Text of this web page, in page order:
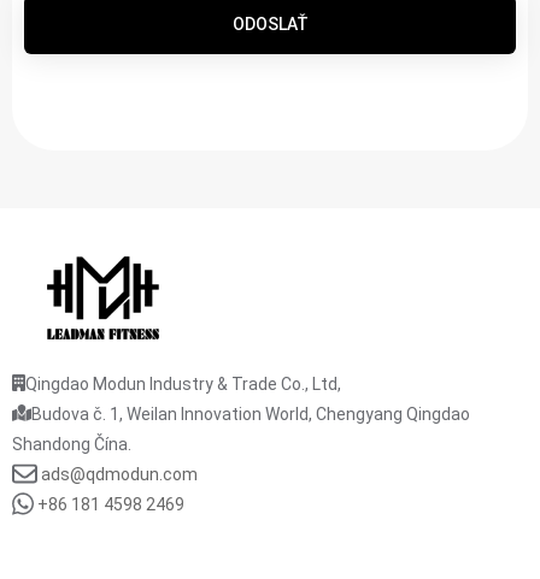
ODOSLAŤ
Qingdao Modun Industry & Trade Co., Ltd,
Budova č. 1, Weilan Innovation World, Chengyang Qingdao
Shandong Čína.
ads@qdmodun.com
+86 181 4598 2469